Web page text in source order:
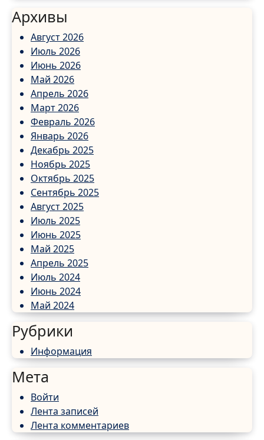
Архивы
Август 2026
Июль 2026
Июнь 2026
Май 2026
Апрель 2026
Март 2026
Февраль 2026
Январь 2026
Декабрь 2025
Ноябрь 2025
Октябрь 2025
Сентябрь 2025
Август 2025
Июль 2025
Июнь 2025
Май 2025
Апрель 2025
Июль 2024
Июнь 2024
Май 2024
Рубрики
Информация
Мета
Войти
Лента записей
Лента комментариев